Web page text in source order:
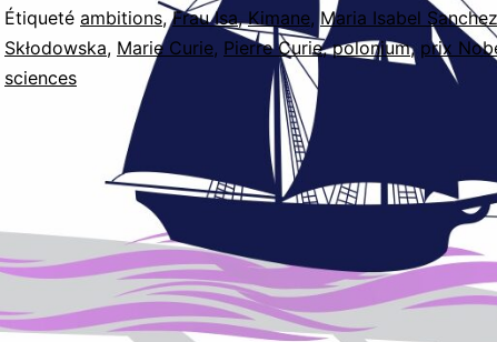
Étiqueté ambitions,Frau Isa,Kimane,Maria Isabel
Skłodowska, Marie Curie, Pierre Curie,polonium, prix
sciences